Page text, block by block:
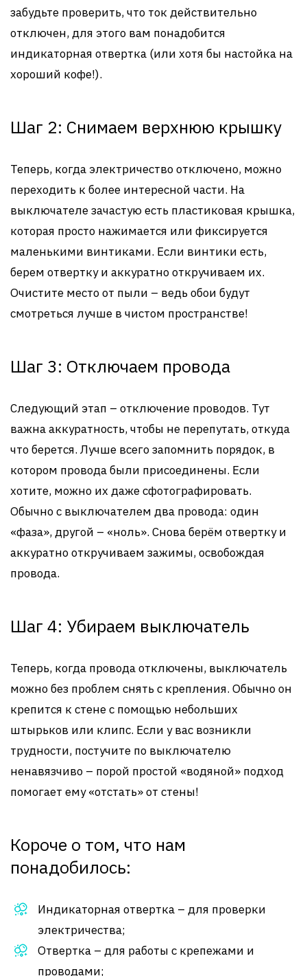
забудьте проверить, что ток действительно
отключен, для этого вам понадобится
индикаторная отвертка (или хотя бы настойка на
хороший кофе!).
Шаг 2: Снимаем верхнюю крышку
Теперь, когда электричество отключено, можно
переходить к более интересной части. На
выключателе зачастую есть пластиковая крышка,
которая просто нажимается или фиксируется
маленькими винтиками. Если винтики есть,
берем отвертку и аккуратно откручиваем их.
Очистите место от пыли – ведь обои будут
смотреться лучше в чистом пространстве!
Шаг 3: Отключаем провода
Следующий этап – отключение проводов. Тут
важна аккуратность, чтобы не перепутать, откуда
что берется. Лучше всего запомнить порядок, в
котором провода были присоединены. Если
хотите, можно их даже сфотографировать.
Обычно с выключателем два провода: один
«фаза», другой – «ноль». Снова берём отвертку и
аккуратно откручиваем зажимы, освобождая
провода.
Шаг 4: Убираем выключатель
Теперь, когда провода отключены, выключатель
можно без проблем снять с крепления. Обычно он
крепится к стене с помощью небольших
штырьков или клипс. Если у вас возникли
трудности, постучите по выключателю
ненавязчиво – порой простой «водяной» подход
помогает ему «отстать» от стены!
Короче о том, что нам
понадобилось:
Индикаторная отвертка – для проверки
электричества;
Отвертка – для работы с крепежами и
проводами;